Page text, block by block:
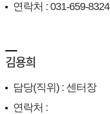
연락처 : 031-659-8324
김용희
담당(직위) : 센터장
연락처 :